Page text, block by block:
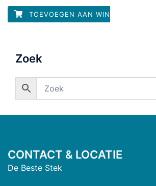
5
TOEVOEGEN AAN WINKELWAGEN
Zoek
CONTACT & LOCATIE
De Beste Stek